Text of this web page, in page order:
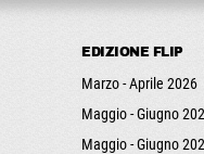
EDIZIONE FLIP
Marzo - Aprile 2026
Maggio - Giugno
Maggio - Giugno